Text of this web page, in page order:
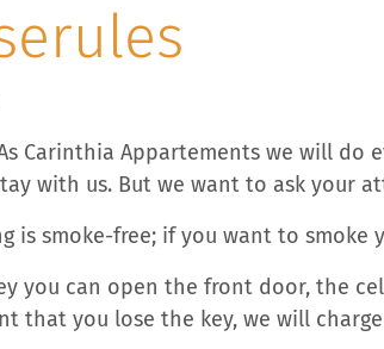
Carinthia Appartements we will do
with us. But we want to ask your
is smoke-free; if you want to smoke
you can open the front door, the
that you lose the key, we will